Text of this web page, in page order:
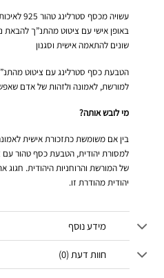
עשויה
באופן אישי עם ציטוט מהתנ”ך להבאת
שונים להתאמה אישית וסגנון
הטבעת כסף סטרלינג עם ציטוט
למורשת, לאמונה ולזהות של אדם
מי לובש אותה?
בין אם משומשת כתזכורת אישית
למסורת יהודית, הטבעת כסף טהור עם
של המורשת והרוחניות היהודית.
יהודית מהודרת זו.
מידע נוסף
חוות דעת (0)